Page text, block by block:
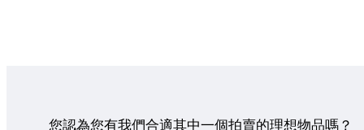
您認為您有我們合適其中一個拍賣的理想物品嗎？